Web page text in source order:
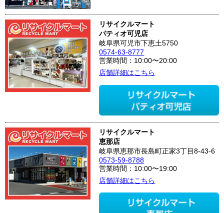
リサイクルマート
パティオ可児店
岐阜県可児市下恵土5750
0574-63-8777
営業時間：10:00〜20:00
店舗詳細はこちら
リサイクルマート
恵那店
岐阜県恵那市長島町正家3丁目8-43-6
0573-59-8788
営業時間：10:00〜19:00
店舗詳細はこちら